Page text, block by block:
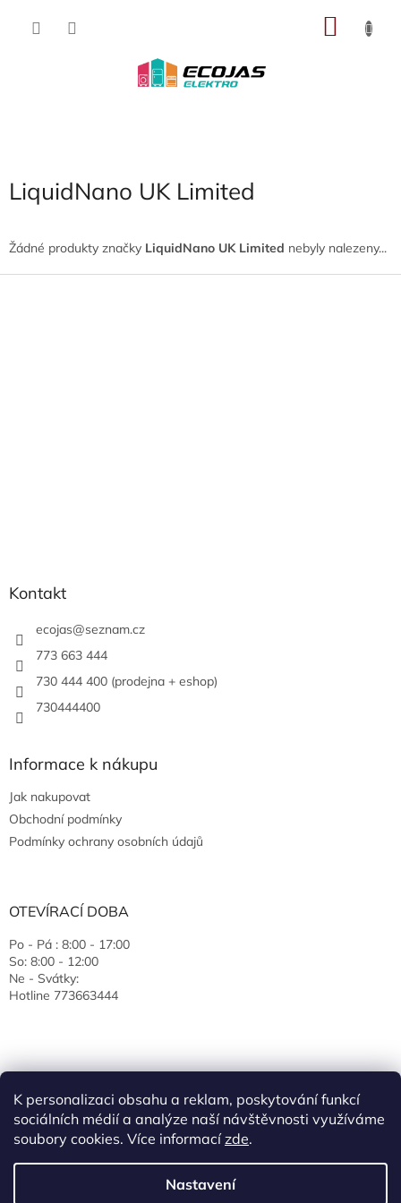
K personalizaci obsahu a reklam, poskytování funkcí
sociálních médií a analýze naší návštěvnosti využíváme
soubory cookies. Více informacízde.
Nastavení
LiquidNano UK Limited
Žádné produkty značky LiquidNano UK Limited nebyly nalezeny...
Kontakt
ecojas@seznam.cz
773 663 444
730 444 400 (prodejna + eshop)
730444400
Informace k nákupu
Jak nakupovat
Obchodní podmínky
Podmínky ochrany osobních údajů
OTEVÍRACÍ DOBA
Po - Pá : 8:00 - 17:00
So: 8:00 - 12:00
Ne - Svátky:
Hotline 773663444